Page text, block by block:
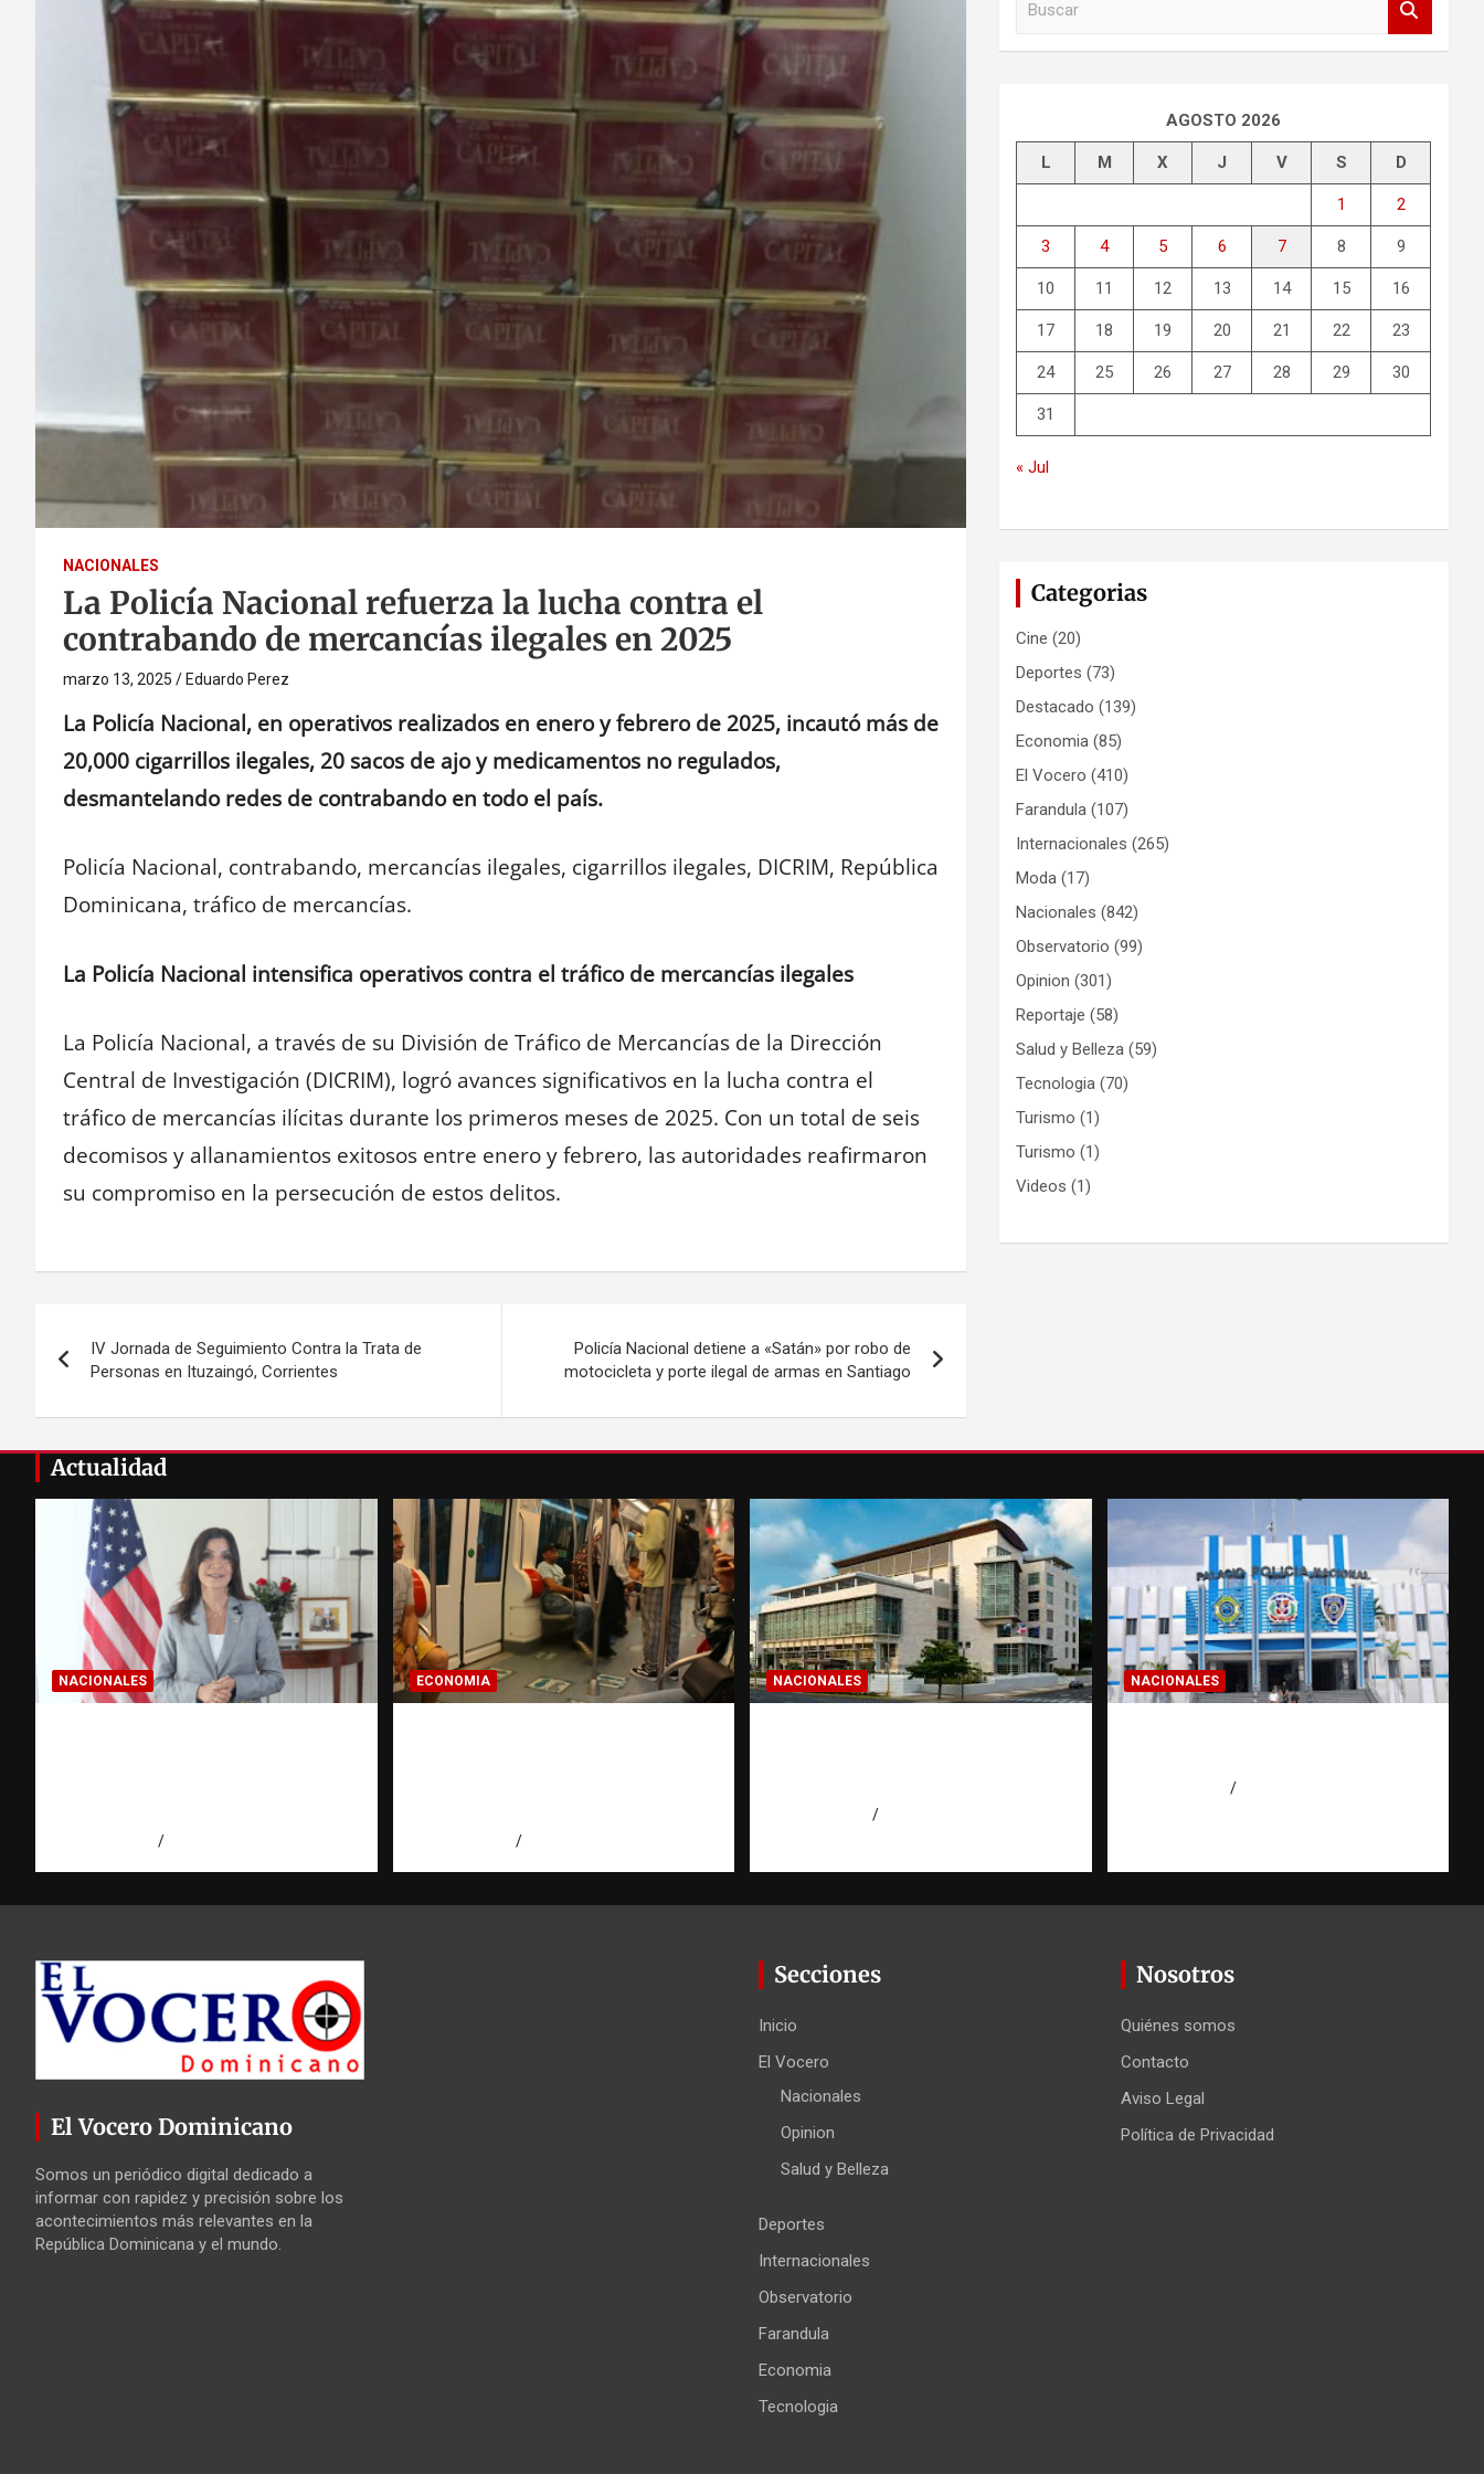
NACIONALES
La Policía Nacional refuerza la lucha contra el
contrabando de mercancías ilegales en 2025
marzo 13, 2025 Eduardo Perez
La Policía Nacional, en operativos realizados en enero y febrero de 2025, incautó más de
20,000 cigarrillos ilegales, 20 sacos de ajo y medicamentos no regulados,
desmantelando redes de contrabando en todo el país.
Policía Nacional, contrabando, mercancías ilegales, cigarrillos ilegales, DICRIM, República
Dominicana, tráfico de mercancías.
La Policía Nacional intensifica operativos contra el tráfico de mercancías ilegales
La Policía Nacional, a través de su División de Tráfico de Mercancías de la Dirección
Central de Investigación (DICRIM), logró avances significativos en la lucha contra el
tráfico de mercancías ilícitas durante los primeros meses de 2025. Con un total de seis
decomisos y allanamientos exitosos entre enero y febrero, las autoridades reafirmaron
su compromiso en la persecución de estos delitos.
de
entradas
IV Jornada de Seguimiento Contra la Trata de
Personas en Ituzaingó, Corrientes
Policía Nacional detiene a «Satán» por robo de
motocicleta y porte ilegal de armas en Santiago
AGOSTO 2026
L M X J V S D
1 2
3 4 5 6 7 8 9
10 11 12 13 14 15 16
17 18 19 20 21 22 23
24 25 26 27 28 29 30
31
« Jul
Categorias
Cine (20)
Deportes (73)
Destacado (139)
Economia (85)
El Vocero (410)
Farandula (107)
Internacionales (265)
Moda (17)
Nacionales (842)
Observatorio (99)
Opinion (301)
Reportaje (58)
Salud y Belleza (59)
Tecnologia (70)
Turismo (1)
Turismo (1)
Videos (1)
Actualidad
NACIONALES ECONOMIA NACIONALES NACIONALES
El Vocero Dominicano
Somos un periódico digital dedicado a
informar con rapidez y precisión sobre los
acontecimientos más relevantes en la
República Dominicana y el mundo.
Secciones
Inicio
El Vocero
Nacionales
Opinion
Salud y Belleza
Deportes
Internacionales
Observatorio
Farandula
Economia
Tecnologia
Nosotros
Quiénes somos
Contacto
Aviso Legal
Política de Privacidad